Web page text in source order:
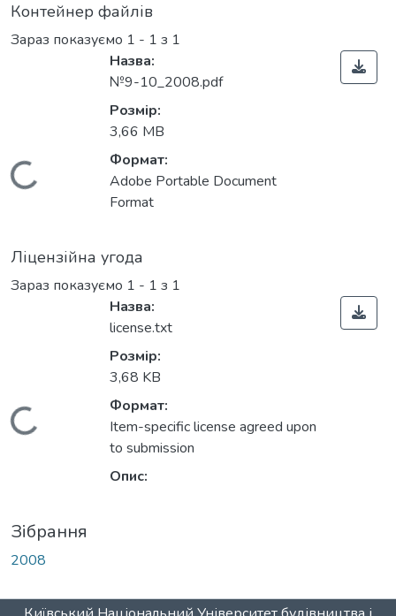
Контейнер файлів
Зараз показуємо 1 - 1 з 1
Вантажиться...
Назва:
№9-10_2008.pdf
Розмір:
3,66 MB
Формат:
Adobe Portable Document
Format
Ліцензійна угода
Зараз показуємо 1 - 1 з 1
Вантажиться...
Назва:
license.txt
Розмір:
3,68 KB
Формат:
Item-specific license agreed upon
to submission
Опис:
Зібрання
2008